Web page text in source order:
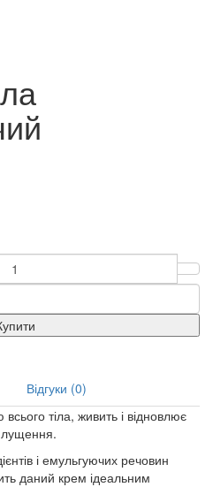
Відгуки (0)
тіла, живить і відновлює
лущення.
і емульгуючих речовин
даний крем ідеальним